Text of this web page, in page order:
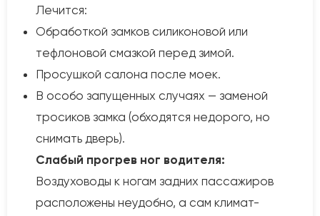
Лечится:
Обработкой замков силиконовой или
тефлоновой смазкой перед зимой.
Просушкой салона после моек.
В особо запущенных случаях — заменой
тросиков замка (обходятся недорого, но
снимать дверь).
Слабый прогрев ног водителя:
Воздуховоды к ногам задних пассажиров
расположены неудобно, а сам климат-